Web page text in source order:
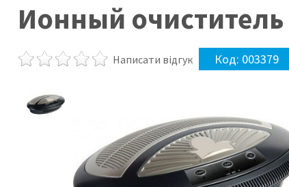
Ионный очиститель
Написати відгук Код: 003379